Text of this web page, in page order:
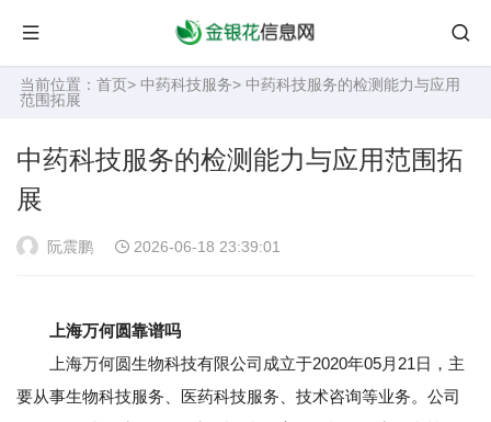
当前位置： 首页> 中药科技服务> 中药科技服务的检测能力与应用
范围拓展
中药科技服务的检测能力与应用范围拓
展
阮震鹏 2026-06-18 23:39:01
上海万何圆靠谱吗
上海万何圆生物科技有限公司成立于2020年05月21日，主
要从事生物科技服务、医药科技服务、技术咨询等业务。公司